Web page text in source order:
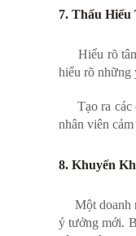
7. Thấu
Hiểu rõ tâm
hiểu rõ những
Tạo ra các
nhân viên
8. Khuyến
Một doanh
ý tưởng mới.